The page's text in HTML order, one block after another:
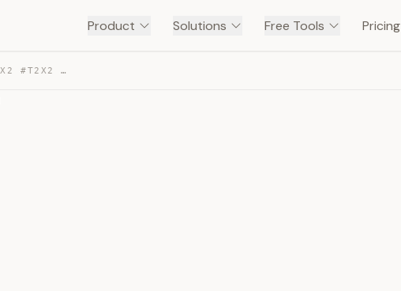
Product Solutions Free Tools Pricing
T2X2 СТАЛ УЧИТЕЛЕМ | TWITCH: T2X2 #T2X2 #Т2Х2 #ЮМОР #МЕ… — TRANSCRIPT